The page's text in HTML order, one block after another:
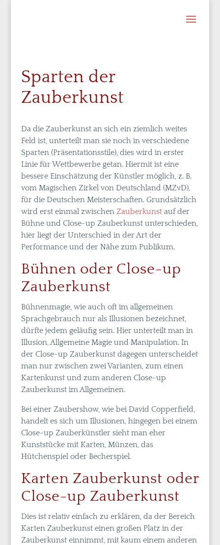
Sparten der
Zauberkunst
Da die Zauberkunst an sich ein ziemlich weites
Feld ist, unterteilt man sie noch in verschiedene
Sparten (Präsentationsstile), dies wird in erster
Linie für Wettbewerbe getan. Hiermit ist eine
bessere Einschätzung der Künstler möglich, z. B.
vom Magischen Zirkel von Deutschland (MZvD),
für die Deutschen Meisterschaften. Grundsätzlich
wird erst einmal zwischen Zauberkunstauf der
Bühne und Close-up Zauberkunst unterschieden,
hier liegt der Unterschied in der Art der
Performance und der Nähe zum Publikum.
Bühnen oder Close-up
Zauberkunst
Bühnenmagie, wie auch oft im allgemeinen
Sprachgebrauch nur als Illusionen bezeichnet,
dürfte jedem geläufig sein. Hier unterteilt man in
Illusion, Allgemeine Magie und Manipulation. In
der Close-up Zauberkunst dagegen unterscheidet
man nur zwischen zwei Varianten, zum einen
Kartenkunst und zum anderen Close-up
Zauberkunst im Allgemeinen.
Bei einer Zaubershow, wie bei David Copperfield,
handelt es sich um Illusionen, hingegen bei einem
Close-up Zauberkünstler sieht man eher
Kunststücke mit Karten, Münzen, das
Hütchenspiel oder Becherspiel.
Karten Zauberkunst oder
Close-up Zauberkunst
Dies ist relativ einfach zu erklären, da der Bereich
Karten Zauberkunst einen großen Platz in der
Zauberkunst einnimmt, mit kaum einem anderen